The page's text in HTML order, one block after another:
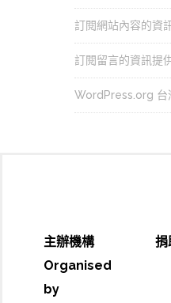
訂閱網站內容的資
訂閱留言的資訊提
WordPress.org 台
主辦機構
Organised
by